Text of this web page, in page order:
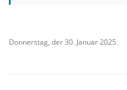
Donnerstag, der 30. Januar 2025